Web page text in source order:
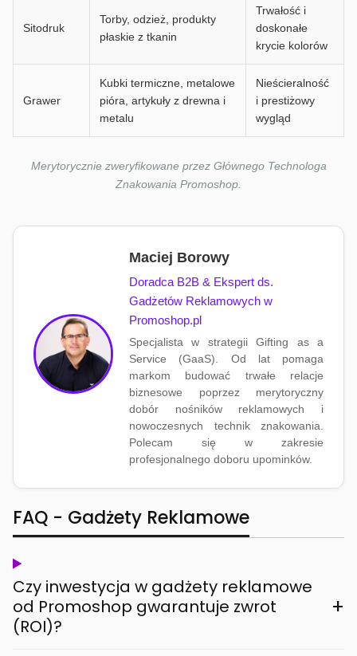
Sitodruk
Torby, odzież, produkty
płaskie z tkanin
Trwałość i
doskonałe
krycie kolorów
Grawer
Kubki termiczne, metalowe
pióra, artykuły z drewna i
metalu
Nieścieralność
i prestiżowy
wygląd
Merytorycznie zweryfikowane przez Głównego Technologa
Znakowania Promoshop.
Maciej Borowy
Doradca B2B & Ekspert ds.
Gadżetów Reklamowych w
Promoshop.pl
Specjalista w strategii Gifting as a
Service (GaaS). Od lat pomaga
markom budować trwałe relacje
biznesowe poprzez merytoryczny
dobór nośników reklamowych i
nowoczesnych technik znakowania.
Polecam się w zakresie
profesjonalnego doboru upominków.
FAQ - Gadżety Reklamowe
Czy inwestycja w gadżety reklamowe
od Promoshop gwarantuje zwrot
(ROI)?
+